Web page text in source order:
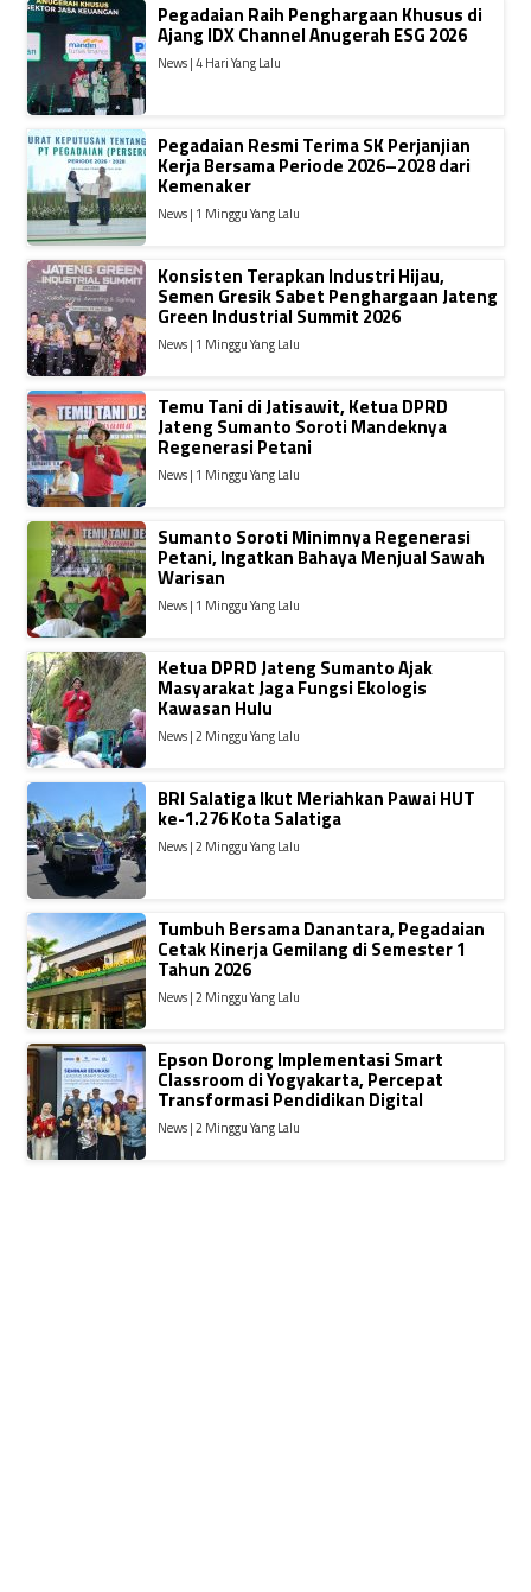
Pegadaian Raih Penghargaan Khusus di
Ajang IDX Channel Anugerah ESG 2026
News | 4 Hari Yang Lalu
Pegadaian Resmi Terima SK Perjanjian
Kerja Bersama Periode 2026–2028 dari
Kemenaker
News | 1 Minggu Yang Lalu
Konsisten Terapkan Industri Hijau,
Semen Gresik Sabet Penghargaan Jateng
Green Industrial Summit 2026
News | 1 Minggu Yang Lalu
Temu Tani di Jatisawit, Ketua DPRD
Jateng Sumanto Soroti Mandeknya
Regenerasi Petani
News | 1 Minggu Yang Lalu
Sumanto Soroti Minimnya Regenerasi
Petani, Ingatkan Bahaya Menjual Sawah
Warisan
News | 1 Minggu Yang Lalu
Ketua DPRD Jateng Sumanto Ajak
Masyarakat Jaga Fungsi Ekologis
Kawasan Hulu
News | 2 Minggu Yang Lalu
BRI Salatiga Ikut Meriahkan Pawai HUT
ke-1.276 Kota Salatiga
News | 2 Minggu Yang Lalu
Tumbuh Bersama Danantara, Pegadaian
Cetak Kinerja Gemilang di Semester 1
Tahun 2026
News | 2 Minggu Yang Lalu
Epson Dorong Implementasi Smart
Classroom di Yogyakarta, Percepat
Transformasi Pendidikan Digital
News | 2 Minggu Yang Lalu